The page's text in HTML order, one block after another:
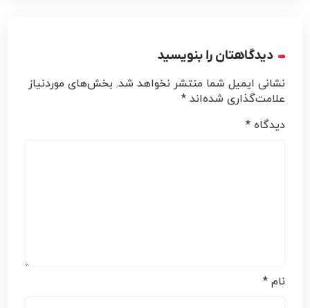
دیدگاهتان را بنویسید
نشانی ایمیل شما منتشر نخواهد شد. بخش‌های موردنیاز
علامت‌گذاری شده‌اند*
دیدگاه*
نام*